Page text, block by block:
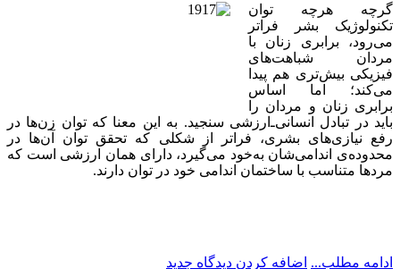
گرچه هرچه توان
تکنولوژیک بشر فراتر
می‌رود، برابری زنان با
مردان شباهت‌های
فیزیکی بیش‌تری هم پیدا
می‌کند؛ اما اساس
برابری زنان و مردان را
باید در تبادل انسانی‌ـ‌ارزشی سنجید. به‌ این معنا که توان زن‌ها در
رفع نیازی‌های بشری، فراتر از شکلی که تحقق توان آن‌ها در
محدوده‌ی اندامی‌شان به‌خود می‌گیرد، دارای همان ارزشی است که
مردها متناسب با ساختمان اندامی خود در توان دارند.
ادامه مطلب... اضافه کردن دیدگاه جدید